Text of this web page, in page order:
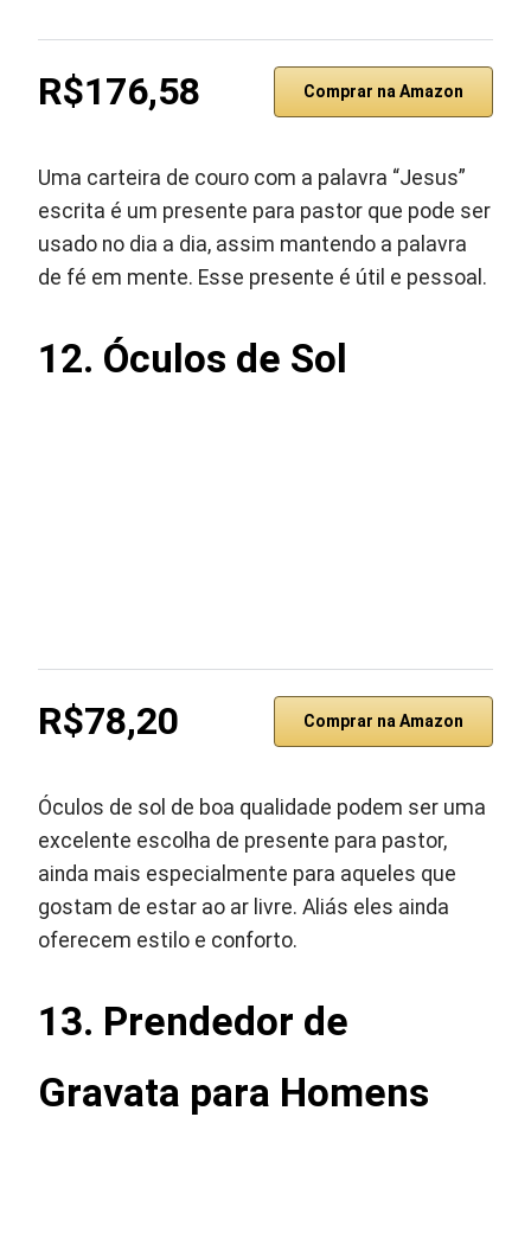
R$176,58 Comprar na Amazon
Uma carteira de couro com a palavra “Jesus”
escrita é um presente para pastor que pode ser
usado no dia a dia, assim mantendo a palavra
de fé em mente. Esse presente é útil e pessoal.
12. Óculos de Sol
R$78,20 Comprar na Amazon
Óculos de sol de boa qualidade podem ser uma
excelente escolha de presente para pastor,
ainda mais especialmente para aqueles que
gostam de estar ao ar livre. Aliás eles ainda
oferecem estilo e conforto.
13. Prendedor de
Gravata para Homens